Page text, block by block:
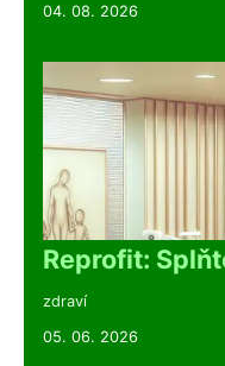
04. 08. 2026
Reprofit:
zdraví
05. 06. 2026